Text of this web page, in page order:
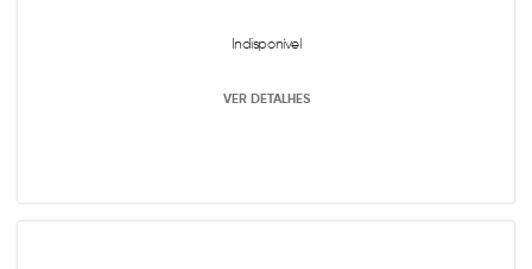
Indisponível
VER DETALHES